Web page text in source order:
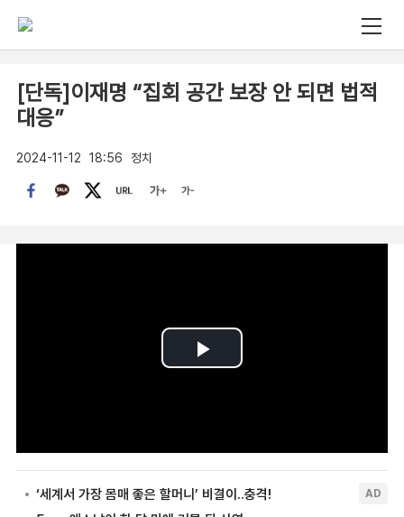
[단독]이재명 “집회 공간 보장 안 되면 법적
대응”
2024-11-12 18:56 정치